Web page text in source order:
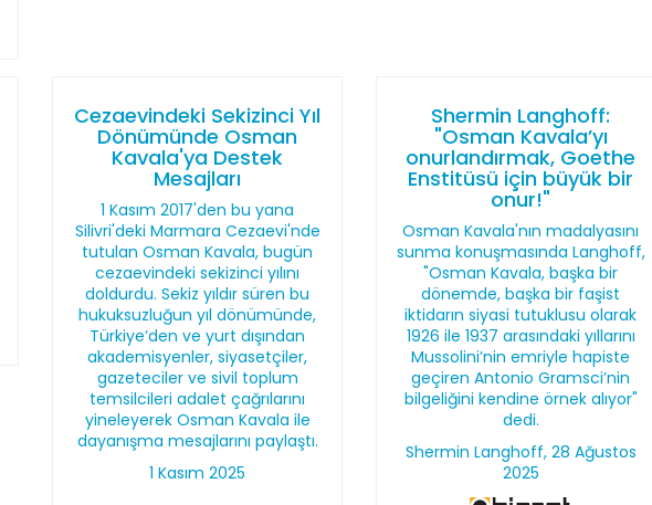
Cezaevindeki Sekizinci Yıl
Dönümünde Osman
Kavala'ya Destek
Mesajları
1 Kasım 2017'den bu yana
Silivri'deki Marmara Cezaevi'nde
tutulan Osman Kavala, bugün
cezaevindeki sekizinci yılını
doldurdu. Sekiz yıldır süren bu
hukuksuzluğun yıl dönümünde,
Türkiye’den ve yurt dışından
akademisyenler, siyasetçiler,
gazeteciler ve sivil toplum
temsilcileri adalet çağrılarını
yineleyerek Osman Kavala ile
dayanışma mesajlarını paylaştı.
1 Kasım 2025
Shermin Langhoff:
"Osman Kavala’yı
onurlandırmak, Goethe
Enstitüsü için büyük bir
onur!"
Osman Kavala'nın madalyasını
sunma konuşmasında Langhoff,
"Osman Kavala, başka bir
dönemde, başka bir faşist
iktidarın siyasi tutuklusu olarak
1926 ile 1937 arasındaki yıllarını
Mussolini’nin emriyle hapiste
geçiren Antonio Gramsci’nin
bilgeliğini kendine örnek alıyor"
dedi.
Shermin Langhoff, 28 Ağustos
2025